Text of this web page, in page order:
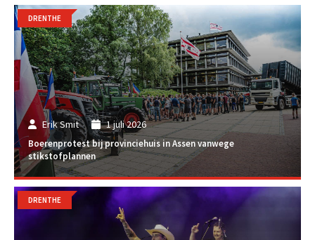
Erik Smit 1 juli 2026
Boerenprotest bij provinciehuis in Assen vanwege
stikstofplannen
DRENTHE
DRENTHE